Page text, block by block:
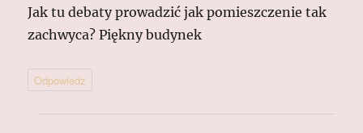
Jak tu debaty prowadzić jak pomieszczenie tak
zachwyca? Piękny budynek
Odpowiedz